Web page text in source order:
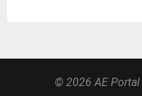
© 2026 AE Portal